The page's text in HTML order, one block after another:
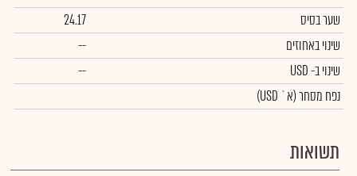
שער בסיס
24.17
שינוי באחוזים
--
שינויב- USD
--
נפח מסחר(א` USD)
תשואות